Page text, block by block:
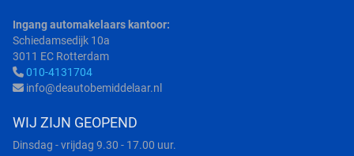
Ingang automakelaars kantoor:
Schiedamsedijk 10a
3011 EC Rotterdam
010-4131704
info@deautobemiddelaar.nl
WIJ ZIJN GEOPEND
Dinsdag - vrijdag 9.30 - 17.00 uur.